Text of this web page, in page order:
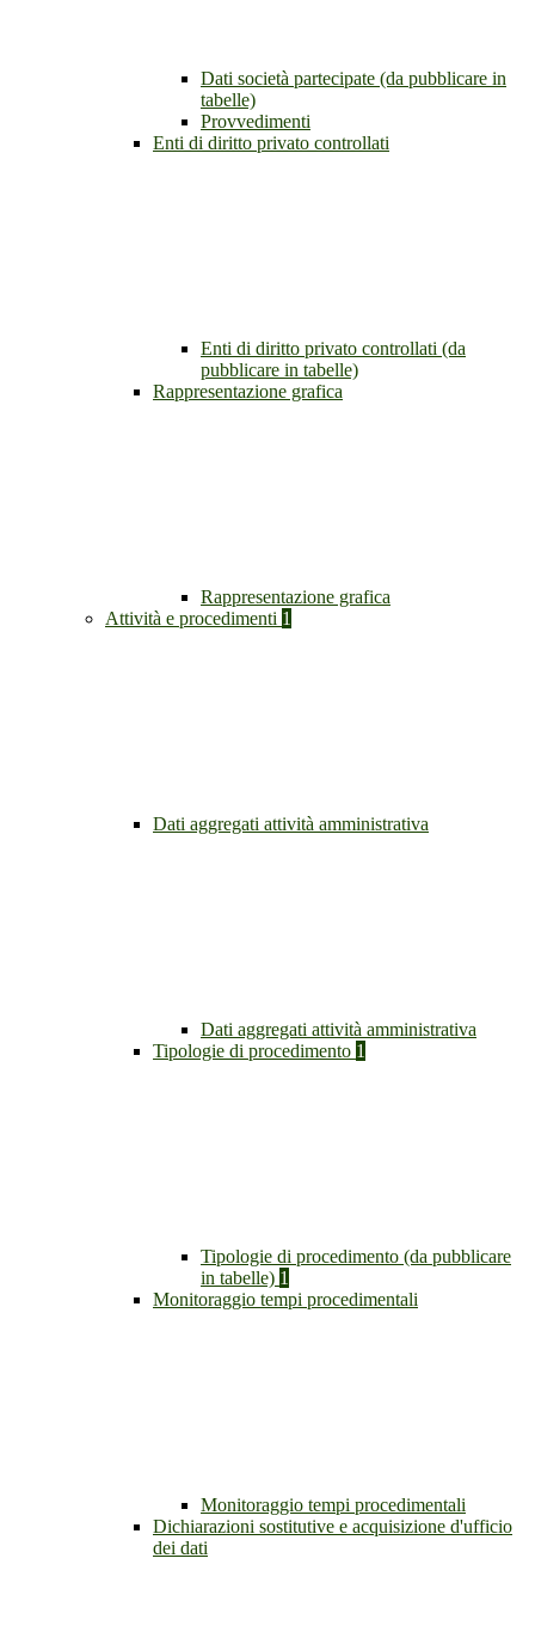
Dati società partecipate (da pubblicare in
tabelle)
Provvedimenti
Enti di diritto privato controllati
Enti di diritto privato controllati (da
pubblicare in tabelle)
Rappresentazione grafica
Rappresentazione grafica
Attività e procedimenti 1
Dati aggregati attività amministrativa
Dati aggregati attività amministrativa
Tipologie di procedimento 1
Tipologie di procedimento (da pubblicare
in tabelle) 1
Monitoraggio tempi procedimentali
Monitoraggio tempi procedimentali
Dichiarazioni sostitutive e acquisizione d'ufficio
dei dati